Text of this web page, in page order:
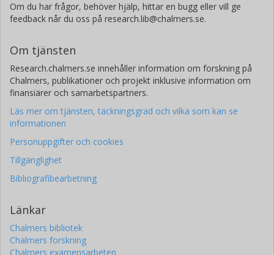
Om du har frågor, behöver hjälp, hittar en bugg eller vill ge
feedback når du oss på research.lib@chalmers.se.
Om tjänsten
Research.chalmers.se innehåller information om forskning på
Chalmers, publikationer och projekt inklusive information om
finansiärer och samarbetspartners.
Läs mer om tjänsten, täckningsgrad och vilka som kan se
informationen
Personuppgifter och cookies
Tillgänglighet
Bibliografibearbetning
Länkar
Chalmers bibliotek
Chalmers forskning
Chalmers examensarbeten